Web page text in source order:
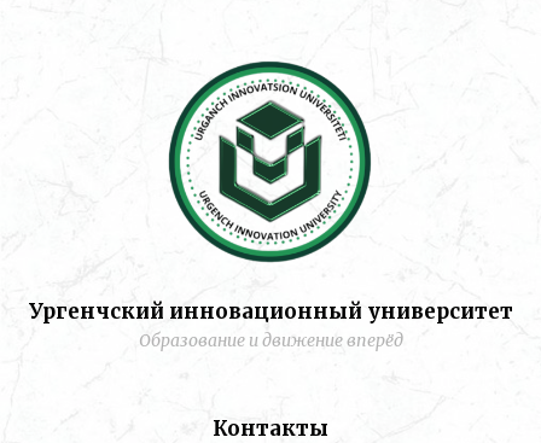
Ургенчский инновационный университет
Образование и движение вперёд
Контакты